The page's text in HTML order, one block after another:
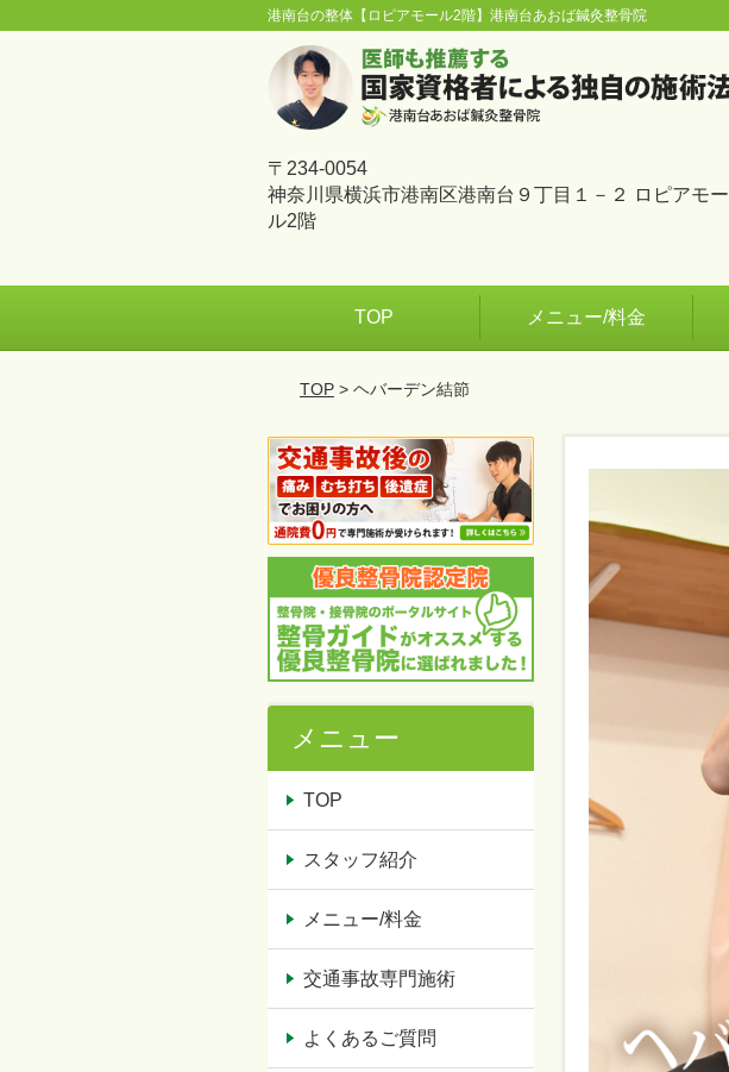
港南台の整体【ロピアモール2階】港南台あおば鍼灸整骨院
〒234-0054
神奈川県横浜市港南区港南台９丁目１－２ ロピアモー
ル2階
TOP メニュー/料金
TOP> ヘバーデン結節
メニュー
TOP
スタッフ紹介
メニュー/料金
交通事故専門施術
よくあるご質問